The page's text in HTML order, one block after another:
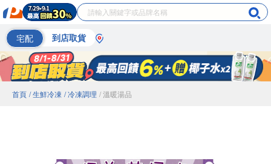
宅配 到店取貨
首頁 / 生鮮冷凍 / 冷凍調理 / 溫暖湯品